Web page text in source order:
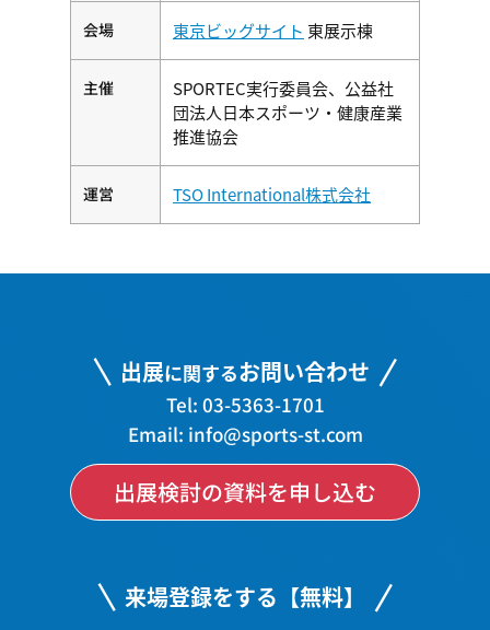
会場 東京ビッグサイト 東展示棟
主催
SPORTEC実行委員会、公益社
団法人日本スポーツ・健康産業
推進協会
運営 TSO International株式会社
出展に関するお問い合わせ
Tel: 03-5363-1701
Email: info@sports-st.com
出展検討の資料を申し込む
来場登録をする【無料】